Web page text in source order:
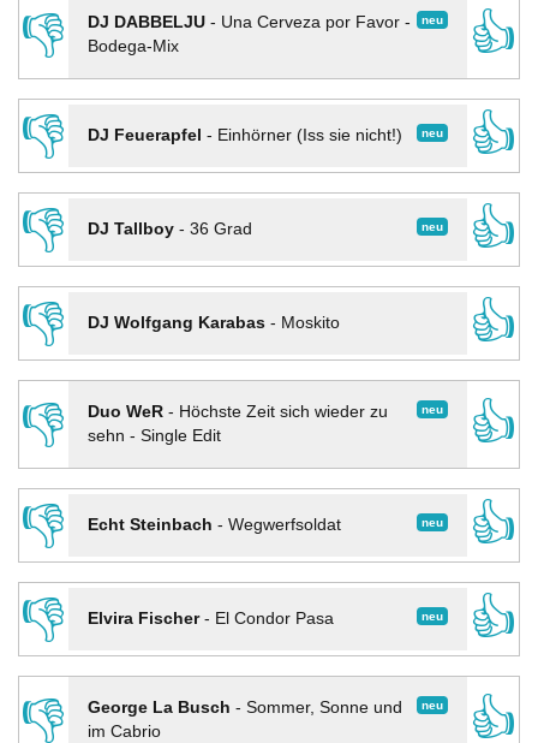
👎
neu
DJ DABBELJU- Una Cerveza por Favor -
Bodega-Mix
👍
👎
neu
DJ Feuerapfel - Einhörner (Iss sie nicht!)
👍
👎
neu
DJ Tallboy- 36 Grad
👍
👎
DJ Wolfgang Karabas- Moskito
👍
👎
neu
Duo WeR- Höchste Zeit sich wieder zu
sehn - Single Edit
👍
👎
neu
Echt Steinbach - Wegwerfsoldat
👍
👎
neu
Elvira Fischer- El Condor Pasa
👍
👎
neu
George La Busch - Sommer, Sonne und
im Cabrio
👍